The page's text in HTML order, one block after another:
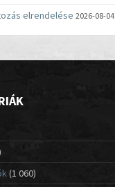
elrendelése 2026-08-04
(1 060)